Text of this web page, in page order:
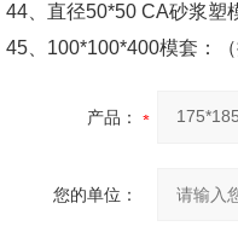
44 、直径50*50 CA砂浆塑
45
100*100*400模套：
产品：
您的单位：